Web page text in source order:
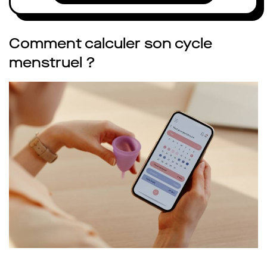
Comment calculer son cycle
menstruel ?